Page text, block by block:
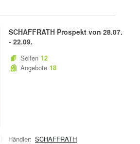
SCHAFFRATH Prospekt von 28.07.
- 22.09.
Seiten 12
Angebote 18
Händler: SCHAFFRATH